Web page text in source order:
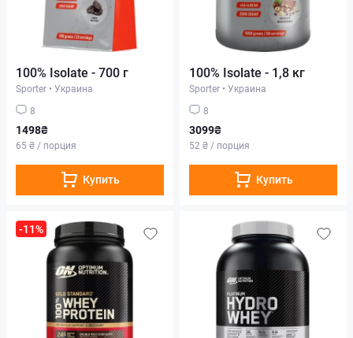
100% Isolate - 700 г
Sporter • Украина
8
1498₴
65 ₴ / порция
Купить
100% Isolate - 1,8 кг
Sporter • Украина
8
3099₴
52 ₴ / порция
Купить
-11%